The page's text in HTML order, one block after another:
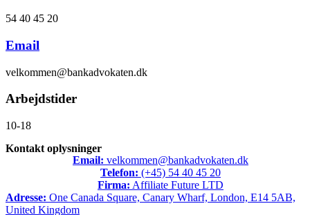
54 40 45 20
Email
velkommen@bankadvokaten.dk
Arbejdstider
10-18
Kontakt oplysninger
Email: velkommen@bankadvokaten.dk
Telefon: (+45) 54 40 45 20
Firma: Affiliate Future LTD
Adresse: One Canada Square, Canary Wharf, London, E14 5AB,
United Kingdom